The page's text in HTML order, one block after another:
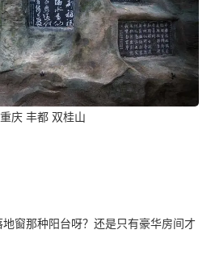
庆 丰都 双桂山
窗那种阳台呀？还是只有豪华房间才